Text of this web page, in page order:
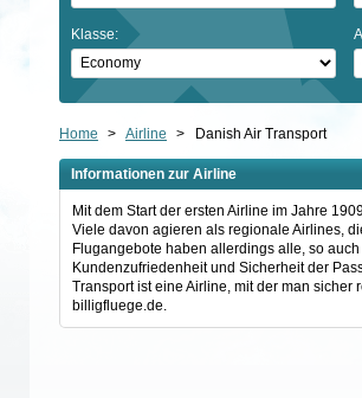
Klasse:
Home > Airline > Danish Air Transport
Informationen zur Airline
Mit dem Start der ersten Airline im Jahre
Viele davon agieren als regionale Airlines,
Flugangebote haben allerdings alle, so
Kundenzufriedenheit und Sicherheit der
Transport ist eine Airline, mit der man
billigfluege.de.